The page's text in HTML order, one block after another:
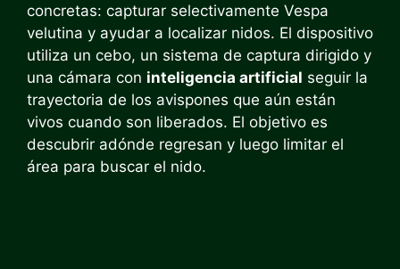
concretas: capturar selectivamente Vespa
velutina y ayudar a localizar nidos. El dispositivo
utiliza un cebo, un sistema de captura dirigido y
una cámara con inteligencia artificial seguir la
trayectoria de los avispones que aún están
vivos cuando son liberados. El objetivo es
descubrir adónde regresan y luego limitar el
área para buscar el nido.